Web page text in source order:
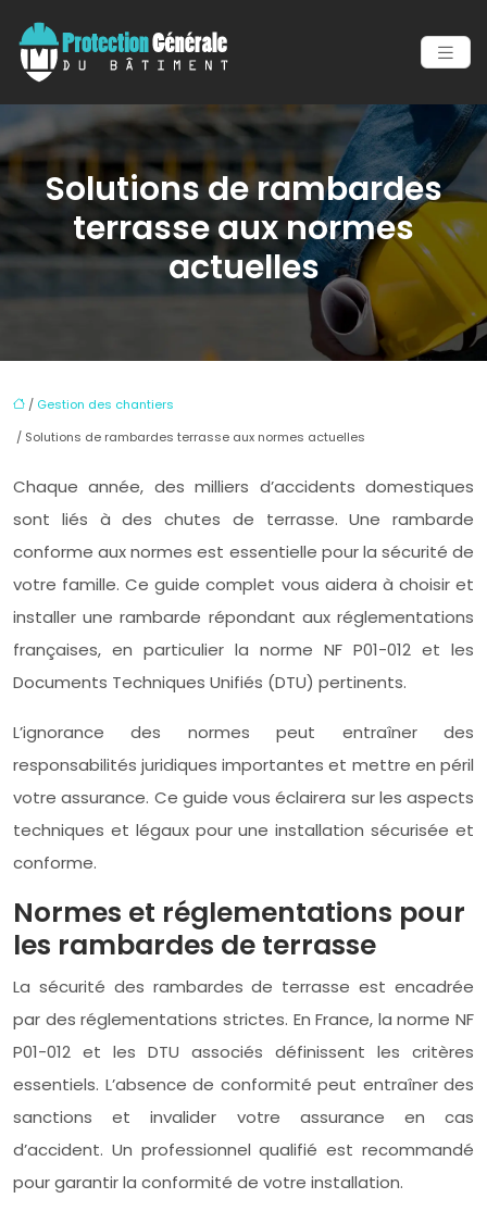
Solutions de rambardes
terrasse aux normes
actuelles
/ Gestion des chantiers
/ Solutions de rambardes terrasse aux normes actuelles
Chaque année, des milliers d’accidents domestiques
sont liés à des chutes de terrasse. Une rambarde
conforme aux normes est essentielle pour la sécurité de
votre famille. Ce guide complet vous aidera à choisir et
installer une rambarde répondant aux réglementations
françaises, en particulier la norme NF P01-012 et les
Documents Techniques Unifiés (DTU) pertinents.
L’ignorance des normes peut entraîner des
responsabilités juridiques importantes et mettre en péril
votre assurance. Ce guide vous éclairera sur les aspects
techniques et légaux pour une installation sécurisée et
conforme.
Normes et réglementations pour
les rambardes de terrasse
La sécurité des rambardes de terrasse est encadrée
par des réglementations strictes. En France, la norme NF
P01-012 et les DTU associés définissent les critères
essentiels. L’absence de conformité peut entraîner des
sanctions et invalider votre assurance en cas
d’accident. Un professionnel qualifié est recommandé
pour garantir la conformité de votre installation.